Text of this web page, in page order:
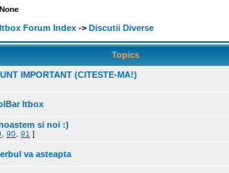
Forum Index -> Discutii Diverse
Topics
IMPORTANT (CITESTE-MA!)
Itbox
si noi :)
90 91 ]
va asteapta